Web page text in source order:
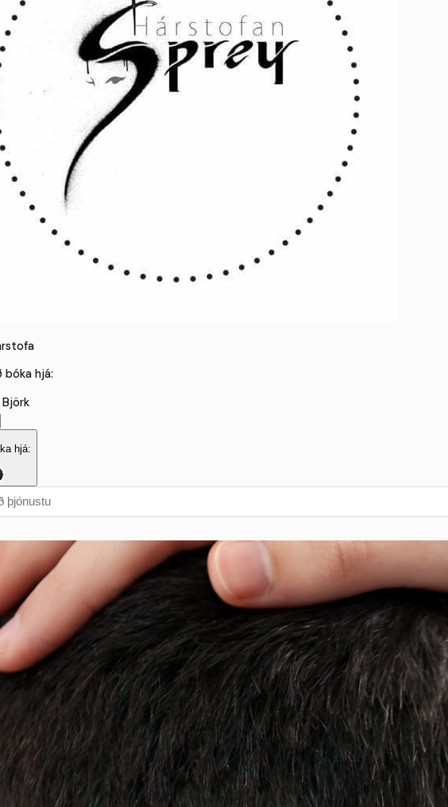
bóka hjá:
Björk
hjá: